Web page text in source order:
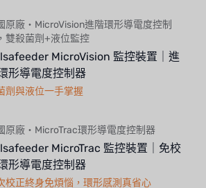
原廠・MicroVision進階環形導電度控制
雙殺菌劑+液位監控
MicroVision 監控裝置｜進
形導電度控制器
劑與液位一手掌握
原廠・MicroTrac環形導電度控制器
MicroTrac 監控裝置｜免校
形導電度控制器
校正終身免煩惱，環形感測真省心